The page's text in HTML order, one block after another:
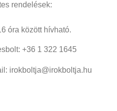
rendelések:
óra között hívható.
+36 1 322 1645
irokboltja@irokboltja.hu